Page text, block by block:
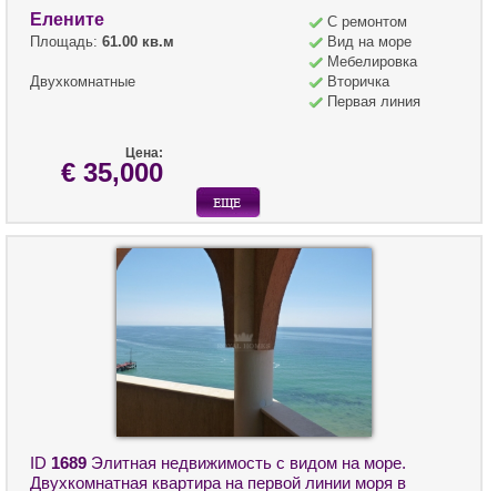
Елените
Площадь: 61.00 кв.м
Двухкомнатные
С ремонтом
Вид на море
Мебелировка
Вторичка
Первая линия
Цена:
€ 35,000
ID 1689 Элитная недвижимость с видом на море.
Двухкомнатная квартира на первой линии моря в